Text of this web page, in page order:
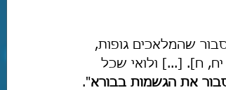
שהמלאכים גופות,
ח]. [...] ולואי שכל
את הגשמות בבורא".